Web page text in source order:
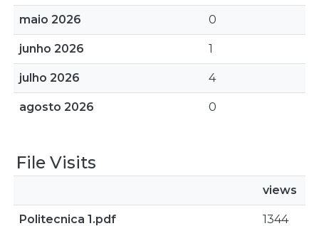
maio 2026 0
junho 2026 1
julho 2026 4
agosto 2026 0
File Visits
views
Politecnica 1.pdf 1344